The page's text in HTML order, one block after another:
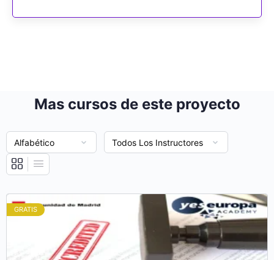
Mas cursos de este proyecto
GRATIS